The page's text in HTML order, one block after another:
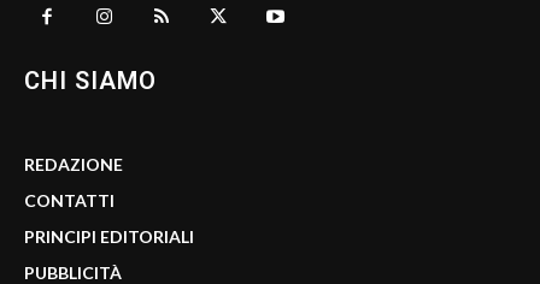
CHI SIAMO
REDAZIONE
CONTATTI
PRINCIPI EDITORIALI
PUBBLICITÀ